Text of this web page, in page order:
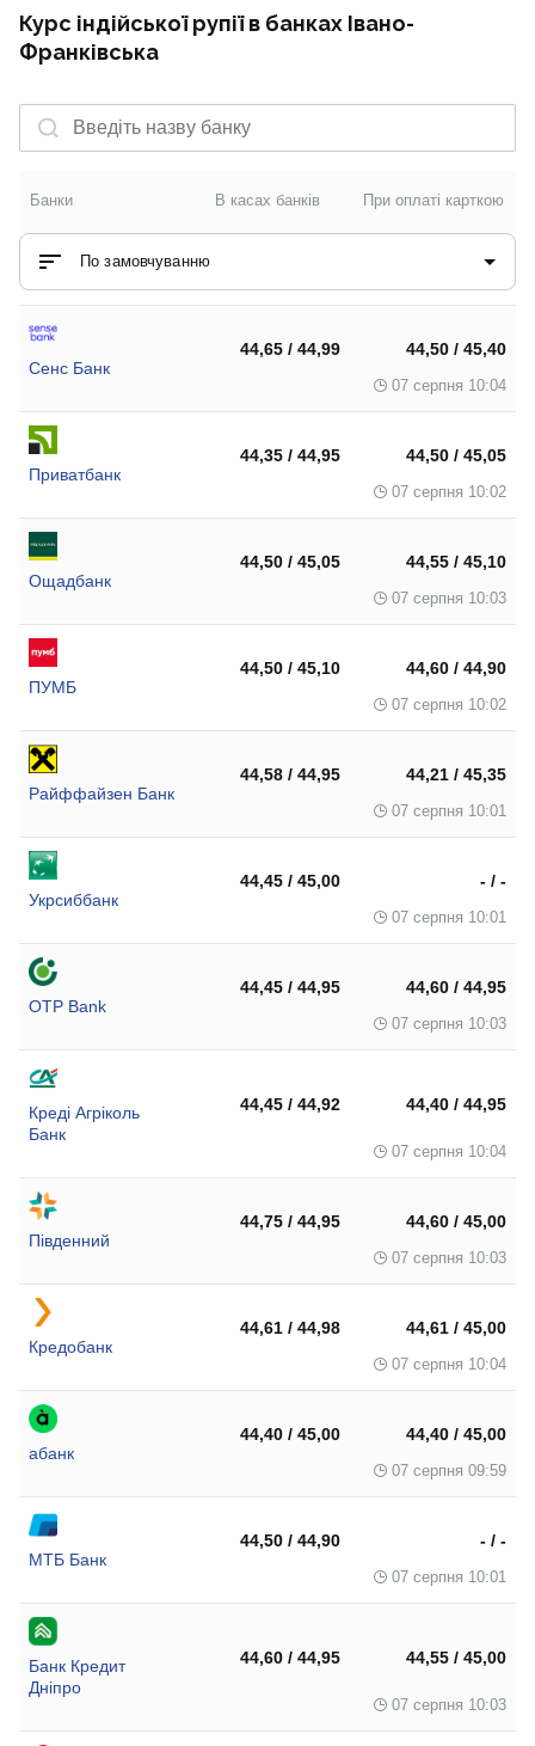
Курс індійської рупії в банках Івано-
Франківська
Банки В касах банків При оплаті карткою
По замовчуванню
Сенс Банк
44,65 / 44,99 44,50 / 45,40
07 серпня 10:04
Приватбанк
44,35 / 44,95 44,50 / 45,05
07 серпня 10:02
Ощадбанк
44,50 / 45,05 44,55 / 45,10
07 серпня 10:03
ПУМБ
44,50 / 45,10 44,60 / 44,90
07 серпня 10:02
Райффайзен Банк
44,58 / 44,95 44,21 / 45,35
07 серпня 10:01
Укрсиббанк
44,45 / 45,00 - / -
07 серпня 10:01
OTP Bank
44,45 / 44,95 44,60 / 44,95
07 серпня 10:03
Креді Агріколь
Банк
44,45 / 44,92 44,40 / 44,95
07 серпня 10:04
Південний
44,75 / 44,95 44,60 / 45,00
07 серпня 10:03
Кредобанк
44,61 / 44,98 44,61 / 45,00
07 серпня 10:04
абанк
44,40 / 45,00 44,40 / 45,00
07 серпня 09:59
МТБ Банк
44,50 / 44,90 - / -
07 серпня 10:01
Банк Кредит
Дніпро
44,60 / 44,95 44,55 / 45,00
07 серпня 10:03